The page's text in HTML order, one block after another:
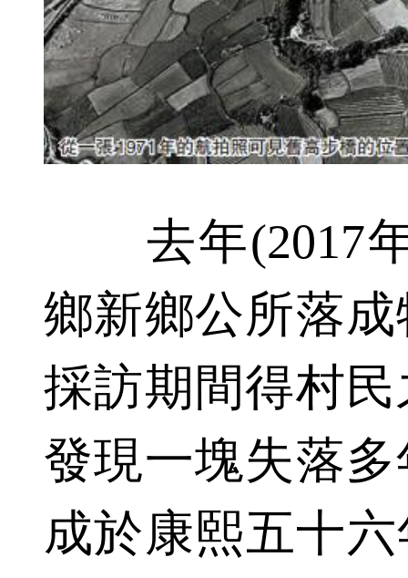
去年(2017年
鄉新鄉公所落
採訪期間得村
發現一塊失落
成於康熙五十